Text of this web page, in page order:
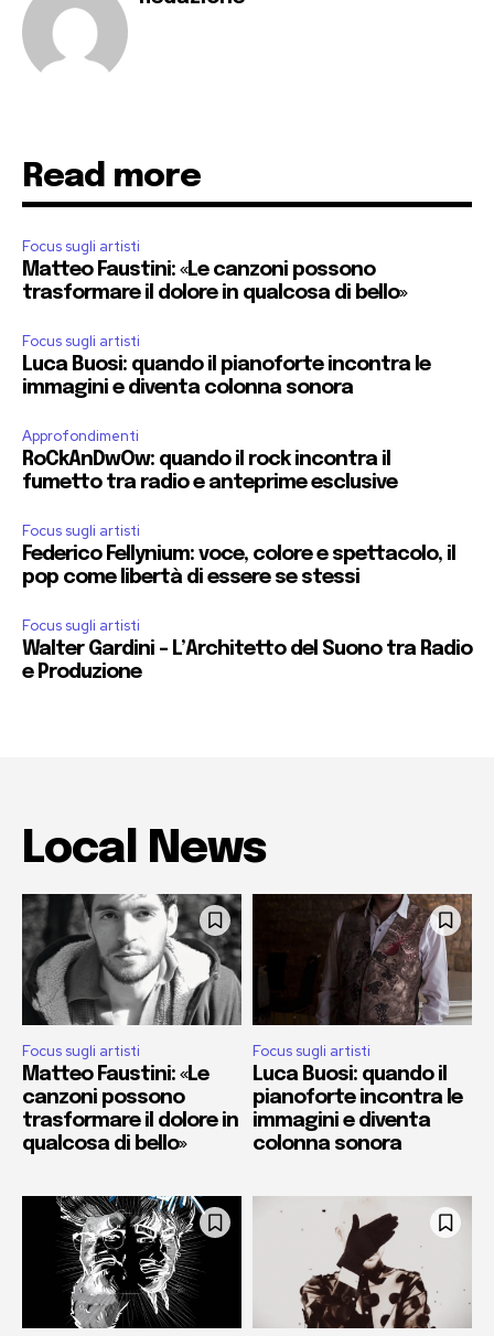
Read more
Focus sugli artisti
Matteo Faustini: «Le canzoni possono
trasformare il dolore in qualcosa di bello»
Focus sugli artisti
Luca Buosi: quando il pianoforte incontra le
immagini e diventa colonna sonora
Approfondimenti
RoCkAnDwOw: quando il rock incontra il
fumetto tra radio e anteprime esclusive
Focus sugli artisti
Federico Fellynium: voce, colore e spettacolo, il
pop come libertà di essere se stessi
Focus sugli artisti
Walter Gardini – L’Architetto del Suono tra Radio
e Produzione
Local News
Focus sugli artisti
Matteo Faustini: «Le
canzoni possono
trasformare il dolore in
qualcosa di bello»
Focus sugli artisti
Luca Buosi: quando il
pianoforte incontra le
immagini e diventa
colonna sonora